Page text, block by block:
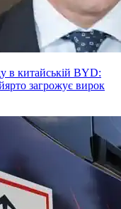
в китайській BYD:
загрожує вирок